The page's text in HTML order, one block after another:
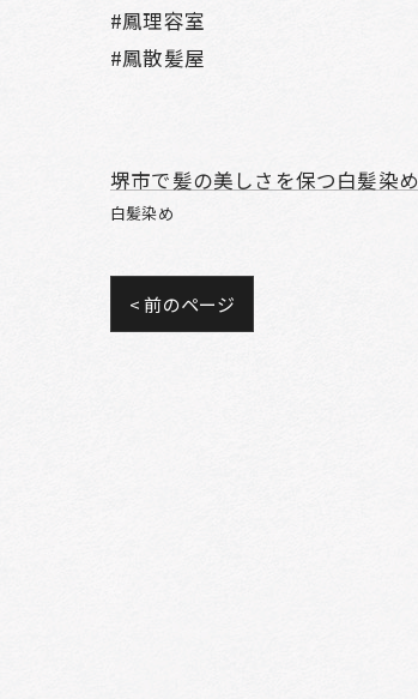
#鳳理容室
#鳳散髪屋
堺市で髪の美しさを保つ白髪染め
白髪染め
< 前のページ